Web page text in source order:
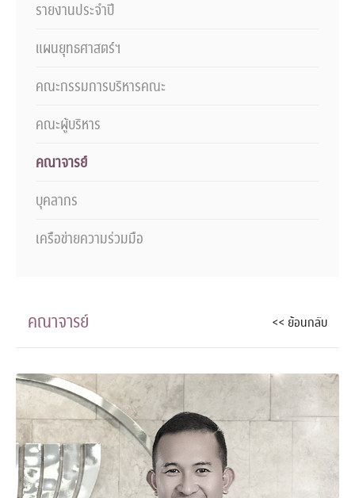
รายงานประจำปี
แผนยุทธศาสตร์ฯ
คณะกรรมการบริหารคณะ
คณะผู้บริหาร
คณาจารย์
บุคลากร
เครือข่ายความร่วมมือ
คณาจารย์ << ย้อนกลับ